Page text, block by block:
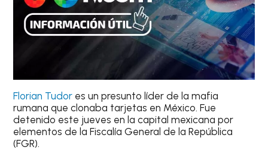
Florian Tudor es un presunto líder de la mafia
rumana que clonaba tarjetas en México. Fue
detenido este jueves en la capital mexicana por
elementos de la Fiscalía General de la República
(FGR).